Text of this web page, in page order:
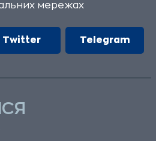
мережах
Twitter Telegram